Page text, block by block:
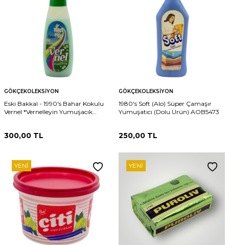
GÖKÇEKOLEKSIYON
Eski Bakkal - 1990's Bahar Kokulu
Vernel *Vernelleyin Yumuşacık
300,00 TL
GÖKÇEKOLEKSIYON
1980's Soft (Alo) Süper Çamaşır
Yumuşatıcı (Dolu Ürün) AOB5473
250,00 TL
YENI YENI